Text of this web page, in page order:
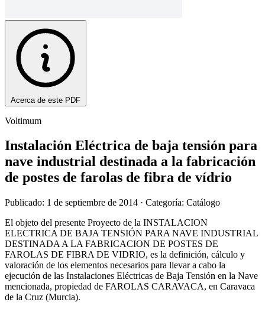
Acerca de este PDF
Voltimum
Instalación Eléctrica de baja tensión para
nave industrial destinada a la fabricación
de postes de farolas de fibra de vídrio
Publicado: 1 de septiembre de 2014 · Categoría: Catálogo
El objeto del presente Proyecto de la INSTALACION
ELECTRICA DE BAJA TENSIÓN PARA NAVE INDUSTRIAL
DESTINADA A LA FABRICACION DE POSTES DE
FAROLAS DE FIBRA DE VIDRIO, es la definición, cálculo y
valoración de los elementos necesarios para llevar a cabo la
ejecución de las Instalaciones Eléctricas de Baja Tensión en la Nave
mencionada, propiedad de FAROLAS CARAVACA, en Caravaca
de la Cruz (Murcia).